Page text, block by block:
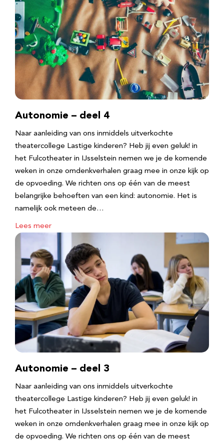
Autonomie – deel 4
Naar aanleiding van ons inmiddels uitverkochte
theatercollege Lastige kinderen? Heb jij even geluk! in
het Fulcotheater in IJsselstein nemen we je de komende
weken in onze omdenkverhalen graag mee in onze kijk op
de opvoeding. We richten ons op één van de meest
belangrijke behoeften van een kind: autonomie. Het is
namelijk ook meteen de…
Lees meer
Autonomie – deel 3
Naar aanleiding van ons inmiddels uitverkochte
theatercollege Lastige kinderen? Heb jij even geluk! in
het Fulcotheater in IJsselstein nemen we je de komende
weken in onze omdenkverhalen graag mee in onze kijk op
de opvoeding. We richten ons op één van de meest